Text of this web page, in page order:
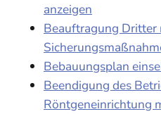
anzeigen
Beauftragung Dritter
Bebauungsplan
Beendigung des
Röntgeneinrichtung